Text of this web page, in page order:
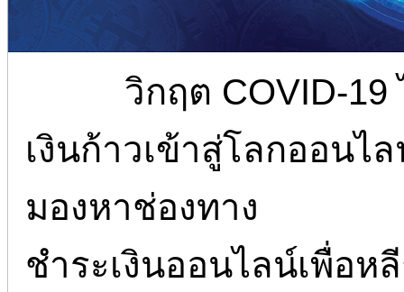
วิกฤต COVID-19
เงินก้าวเข้าสู่โลกออนไ
มองหาช่องทาง
ชำระเงินออนไลน์เพื่อห